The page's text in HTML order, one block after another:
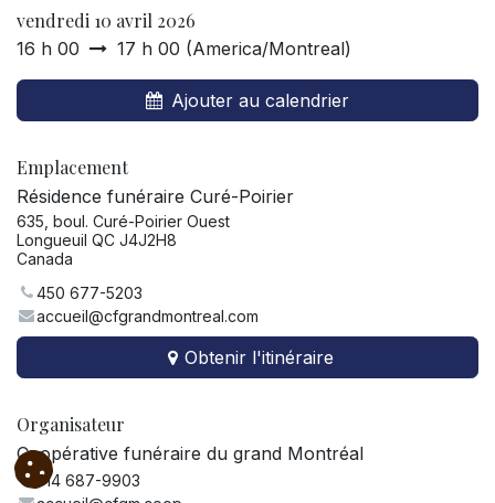
vendredi 10 avril 2026
16 h 00 17 h 00 (America/Montreal)
Ajouter au calendrier
Emplacement
Résidence funéraire Curé-Poirier
635, boul. Curé-Poirier Ouest
Longueuil QC J4J2H8
Canada
450 677-5203
accueil@cfgrandmontreal.com
Obtenir l'itinéraire
Organisateur
Coopérative funéraire du grand Montréal
514 687-9903